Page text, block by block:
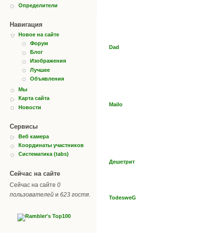
Определители
Навигация
Новое на сайте
Форум
Блог
Изображения
Лучшее
Объявления
Мы
Карта сайта
Новости
Сервисы
Веб камера
Координаты участников
Систематика (tabs)
Сейчас на сайте
Сейчас на сайте 0
пользователей и 623 гостя
Dad
Mailo
Дешетрит
TodesweG